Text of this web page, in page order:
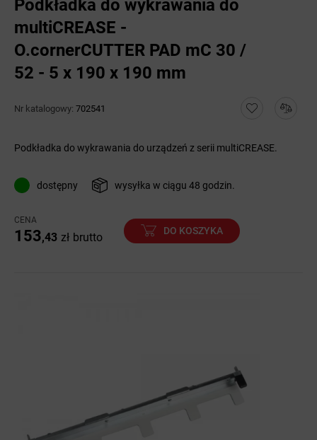
Podkładka do wykrawania do
multiCREASE -
O.cornerCUTTER PAD mC 30 /
52 - 5 x 190 x 190 mm
Nr katalogowy: 702541
Podkładka do wykrawania do urządzeń z serii multiCREASE.
dostępny wysyłka w ciągu 48 godzin.
CENA
153,43 zł brutto
DO KOSZYKA